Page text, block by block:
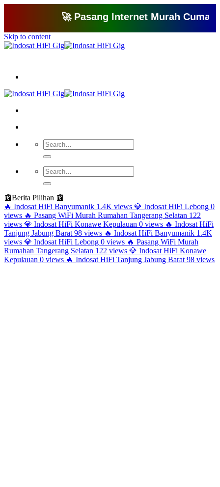
🚀 Pasang Internet Murah Cuma 150
Skip to content
📰Berita Pilihan 📰
🔥 Indosat HiFi Banyumanik 1.4K views 💎 Indosat HiFi Lebong 0
views 🔥 Pasang WiFi Murah Rumahan Tangerang Selatan 122
views 💎 Indosat HiFi Konawe Kepulauan 0 views 🔥 Indosat HiFi
Tanjung Jabung Barat 98 views 🔥 Indosat HiFi Banyumanik 1.4K
views 💎 Indosat HiFi Lebong 0 views 🔥 Pasang WiFi Murah
Rumahan Tangerang Selatan 122 views 💎 Indosat HiFi Konawe
Kepulauan 0 views 🔥 Indosat HiFi Tanjung Jabung Barat 98 views